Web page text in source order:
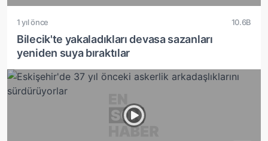
1 yıl önce 10.6B
Bilecik'te yakaladıkları devasa sazanları
yeniden suya bıraktılar